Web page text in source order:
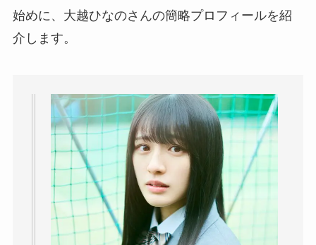
始めに、大越ひなのさんの簡略プロフィールを紹
介します。